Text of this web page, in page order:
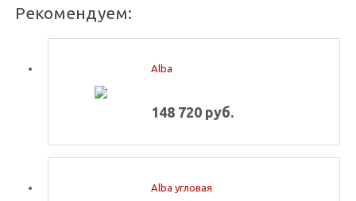
Рекомендуем:
Alba
148 720 руб.
Alba угловая